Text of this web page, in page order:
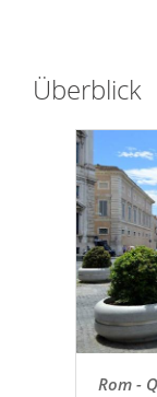
Überblick
Rom -